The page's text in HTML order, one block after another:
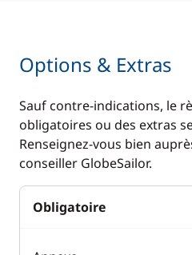
Options & Extras
Sauf contre-indications, le
obligatoires ou des extras
Renseignez-vous bien
conseiller GlobeSailor.
Obligatoire